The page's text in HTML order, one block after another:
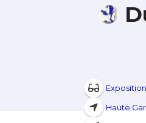
Exposition
Haute